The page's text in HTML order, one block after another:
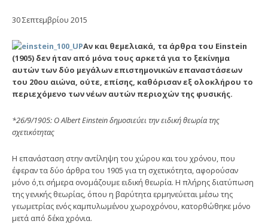
30 Σεπτεμβρίου 2015
Αν και θεμελιακά, τα άρθρα του Einstein
(1905) δεν ήταν από μόνα τους αρκετά για το ξεκίνημα
αυτών των δύο μεγάλων επιστημονικών επαναστάσεων
του 20ου αιώνα, ούτε, επίσης, καθόρισαν εξ ολοκλήρου το
περιεχόμενο των νέων αυτών περιοχών της φυσικής.
*26/9/1905: O Albert Einstein δημοσιεύει την ειδική θεωρία της
σχετικότητας
H επανάσταση στην αντίληψη του χώρου και του χρόνου, που
έφεραν τα δύο άρθρα του 1905 για τη σχετικότητα, αφορούσαν
μόνο ό,τι σήμερα ονομάζουμε ειδική θεωρία. H πλήρης διατύπωση
της γενικής θεωρίας, όπου η βαρύτητα ερμηνεύεται μέσω της
γεωμετρίας ενός καμπυλωμένου χωροχρόνου, κατορθώθηκε μόνο
μετά από δέκα χρόνια.